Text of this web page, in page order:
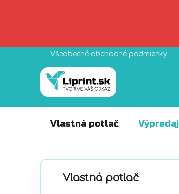
Všeobecné obchodné podmienky
Vlastná potlač Výpredaj
B
Preskočiť
kategórie
Vlastná potlač